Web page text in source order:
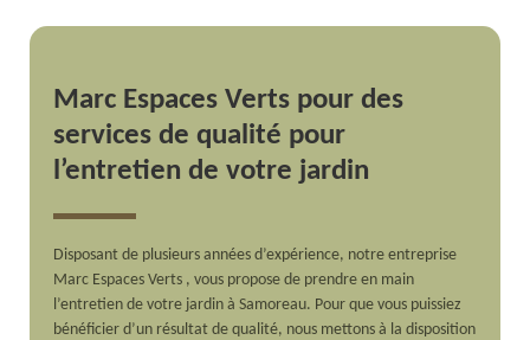
Marc Espaces Verts pour des
services de qualité pour
l’entretien de votre jardin
Disposant de plusieurs années d’expérience, notre entreprise
Marc Espaces Verts , vous propose de prendre en main
l’entretien de votre jardin à Samoreau. Pour que vous puissiez
bénéficier d’un résultat de qualité, nous mettons à la disposition